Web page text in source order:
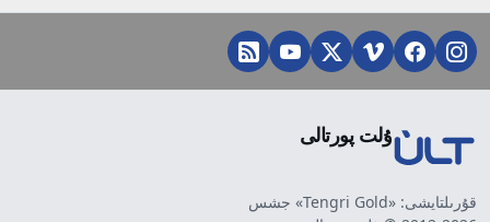
ۇلت پورتالى
قۇرىلتايشى: «Tengri Gold» جشس